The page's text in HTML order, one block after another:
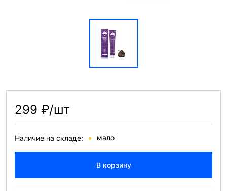
299 ₽/шт
Наличие на складе: мало
В корзину